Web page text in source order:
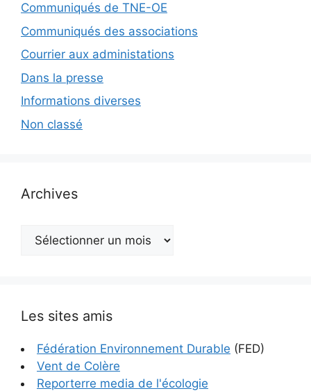
Communiqués de TNE-OE
Communiqués des associations
Courrier aux administations
Dans la presse
Informations diverses
Non classé
Archives
Archives
Les sites amis
Fédération Environnement Durable (FED)
Vent de Colère
Reporterre media de l'écologie